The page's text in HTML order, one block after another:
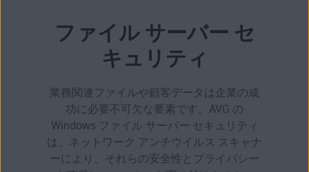
ファイル サーバー セ
キュリティ
業務関連ファイルや顧客データは企業の成
功に必要不可欠な要素です。AVG の
Windows ファイル サーバー セキュリティ
は、ネットワーク アンチウイルス スキャナ
ーにより、それらの安全性とプライバシー